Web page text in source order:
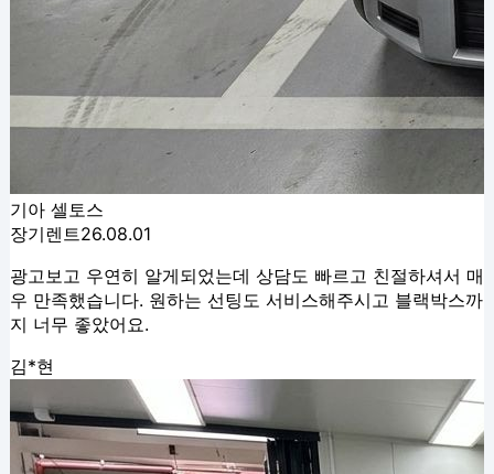
기아 셀토스
장기렌트26.08.01
광고보고 우연히 알게되었는데 상담도 빠르고 친절하셔서 매
우 만족했습니다. 원하는 선팅도 서비스해주시고 블랙박스까
지 너무 좋았어요.
김*현